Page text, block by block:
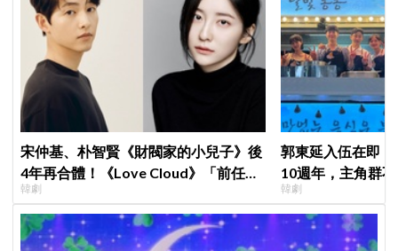
宋仲基、朴智賢《財閥家的小兒子》後
4年再合體！《Love Cloud》「前任見
面就變天」設定超鬧
韓劇
郭東延入伍在即
10週年，主角群
錄製特別節目
韓劇